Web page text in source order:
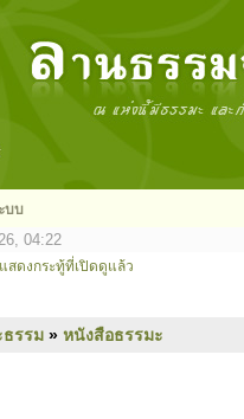
บบ
04:22
แสดงกระทู้ที่เปิดดูแล้ว
ธรรม » หนังสือธรรมะ